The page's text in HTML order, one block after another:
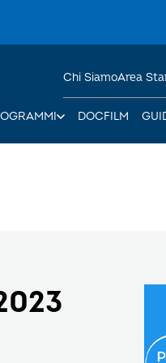
DOCFILM
Chi SiamoArea